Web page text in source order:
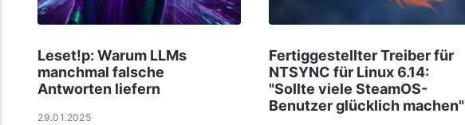
Leset!p: Warum LLMs
manchmal falsche
Antworten liefern
29.01.2025
Fertiggestellter Treiber für
NTSYNC für Linux 6.14:
"Sollte viele SteamOS-
Benutzer glücklich machen"